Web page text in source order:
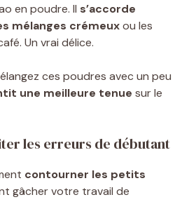
en poudre. Il s’accorde
mélanges crémeuxou les
Un vrai délice.
ces poudres avec un peu
une meilleure tenue sur le
les erreurs de débutant
contourner les petits
gâcher votre travail de